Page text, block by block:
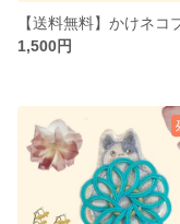
1,500円